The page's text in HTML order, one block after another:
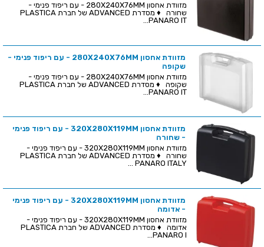
מזוודת אחסון 280X240X76MM - עם ריפוד פנימי -
שחורה ♦ מסדרת ADVANCED של חברת PLASTICA
PANARO IT...
מזוודת אחסון 280X240X76MM - עם ריפוד פנימי -
שקופה
מזוודת אחסון 280X240X76MM - עם ריפוד פנימי -
שקופה ♦ מסדרת ADVANCED של חברת PLASTICA
PANARO IT...
מזוודת אחסון 320X280X119MM - עם ריפוד פנימי
- שחורה
מזוודת אחסון 320X280X119MM - עם ריפוד פנימי -
שחורה ♦ מסדרת ADVANCED של חברת PLASTICA
PANARO ITALY ...
מזוודת אחסון 320X280X119MM - עם ריפוד פנימי
- אדומה
מזוודת אחסון 320X280X119MM - עם ריפוד פנימי -
אדומה ♦ מסדרת ADVANCED של חברת PLASTICA
PANARO I...